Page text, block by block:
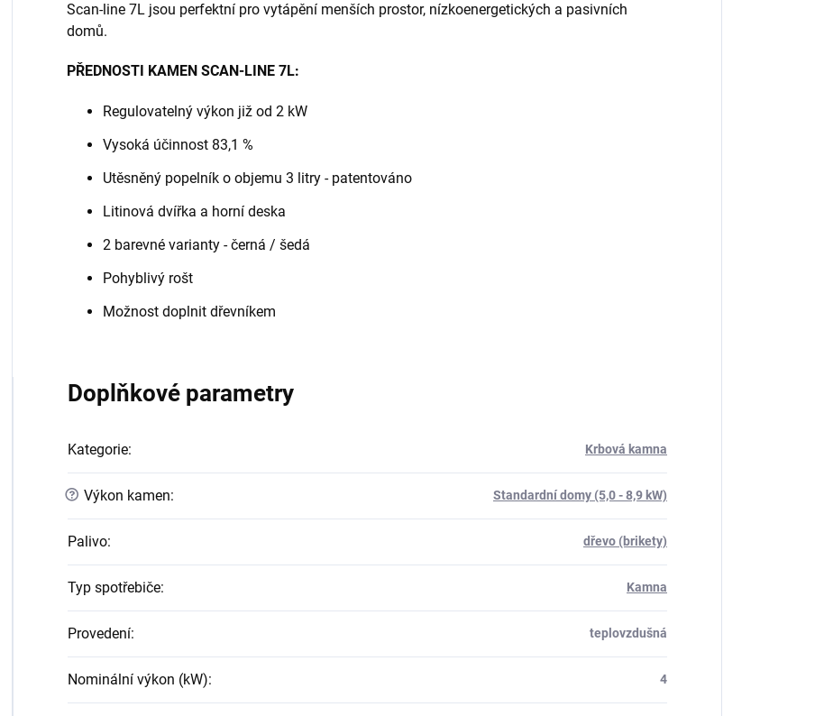
Scan-line 7L jsou perfektní pro vytápění menších prostor, nízkoenergetických a pasivních
domů.
PŘEDNOSTI KAMEN SCAN-LINE 7L:
Regulovatelný výkon již od 2 kW
Vysoká účinnost 83,1 %
Utěsněný popelník o objemu 3 litry - patentováno
Litinová dvířka a horní deska
2 barevné varianty - černá / šedá
Pohyblivý rošt
Možnost doplnit dřevníkem
Doplňkové parametry
Kategorie: Krbová kamna
? Výkon kamen: Standardní domy (5,0 - 8,9 kW)
Palivo: dřevo (brikety)
Typ spotřebiče: Kamna
Provedení: teplovzdušná
Nominální výkon (kW): 4